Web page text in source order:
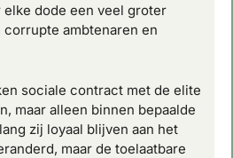
dode een veel groter
corrupte ambtenaren en
sociale contract met de elite
maar alleen binnen bepaalde
zij loyaal blijven aan het
maar de toelaatbare